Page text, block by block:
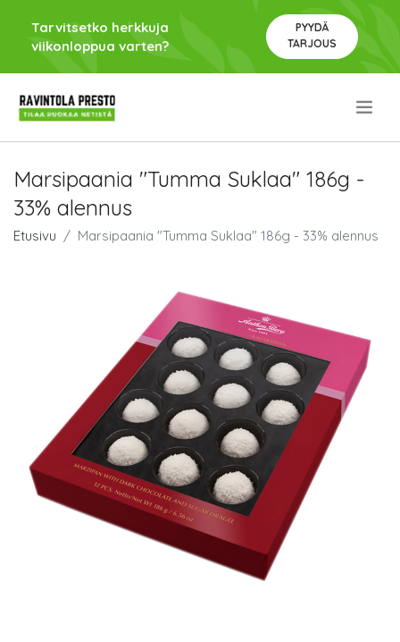
Tarvitsetko herkkuja
viikonloppua varten?
PYYDÄ
TARJOUS
Marsipaania "Tumma Suklaa" 186g -
33% alennus
Etusivu Marsipaania "Tumma Suklaa" 186g - 33% alennus